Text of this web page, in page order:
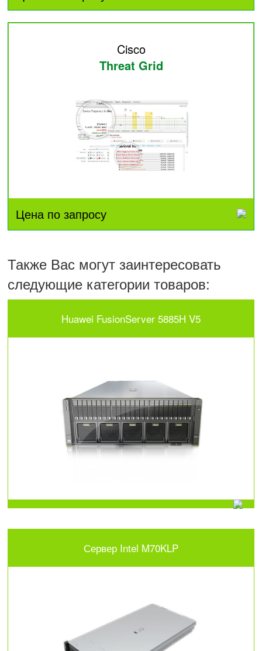
Cisco
Threat Grid
Цена по запросу
Также Вас могут заинтересовать
следующие категории товаров:
Huawei FusionServer 5885H V5
Сервер Intel M70KLP